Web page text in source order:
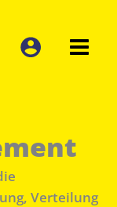
Verteilung